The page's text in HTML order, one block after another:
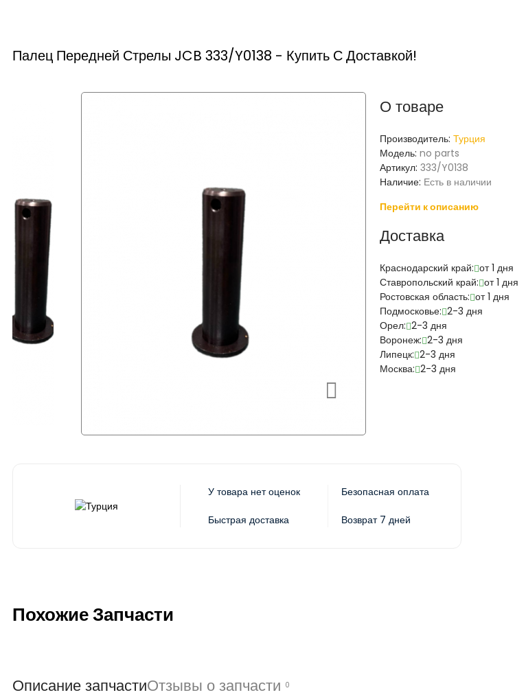
Палец Передней Стрелы JCB 333/Y0138 - Купить С Доставкой!
О товаре
Производитель:Турция
Модель:no parts
Артикул:333/Y0138
Наличие: Есть в наличии
Перейти к описанию
Доставка
Краснодарский край: от 1 дня
Ставропольский край: от 1 дня
Ростовская область: от 1 дня
Подмосковье: 2-3 дня
Орел: 2-3 дня
Воронеж: 2-3 дня
Липецк: 2-3 дня
Москва: 2-3 дня
У товара нет оценок Безопасная оплата
Быстрая доставка Возврат 7 дней
Похожие Запчасти
Описание запчастиОтзывы о запчасти 0